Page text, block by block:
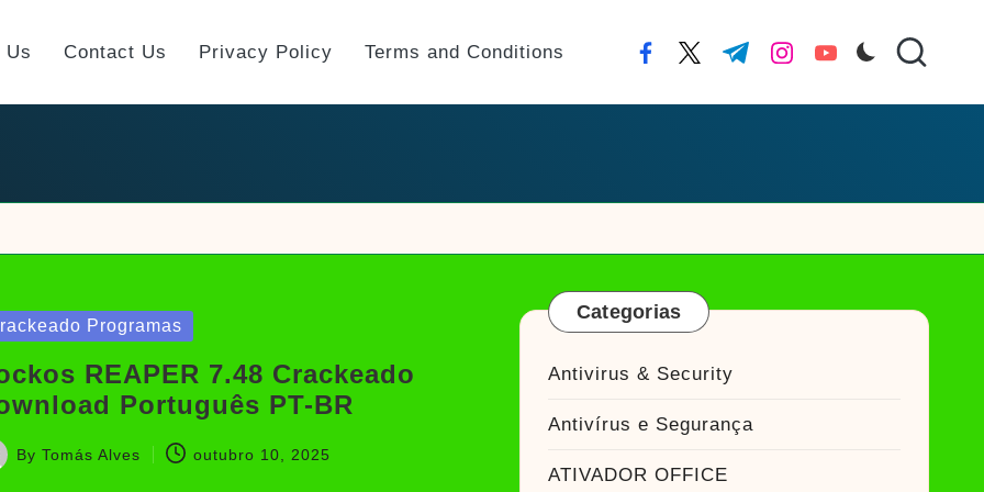
Us Contact Us Privacy Policy Terms and Conditions facebook.com
twitter.com
t.me instagram.com
youtube.com
Programas
REAPER 7.48 Crackeado
Português PT-BR
By Tomás Alves outubro 10, 2025
Categorias
Antivirus & Security
Antivírus e Segurança
ATIVADOR OFFICE